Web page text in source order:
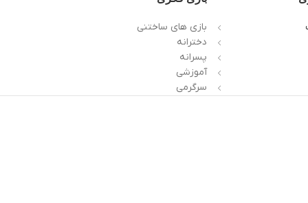
بازی های ساختنی
دخترانه
پسرانه
آموزشی
سرگرمی